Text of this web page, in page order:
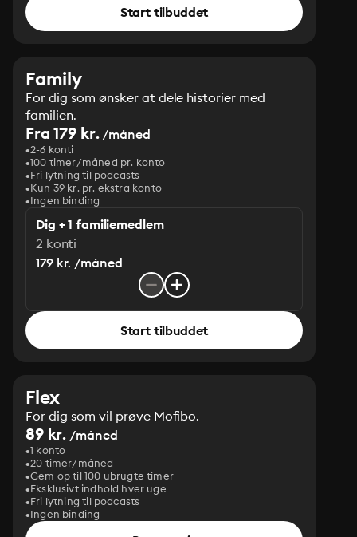
Start tilbuddet
Family
For dig som ønsker at dele historier med
familien.
Fra 179 kr./måned
2-6 konti
100 timer/måned pr. konto
Fri lytning til podcasts
Kun 39 kr. pr. ekstra konto
Ingen binding
Dig + 1 familiemedlem
2 konti
179 kr. /måned
Start tilbuddet
Flex
For dig som vil prøve Mofibo.
89 kr. /måned
1 konto
20 timer/måned
Gem op til 100 ubrugte timer
Eksklusivt indhold hver uge
Fri lytning til podcasts
Ingen binding